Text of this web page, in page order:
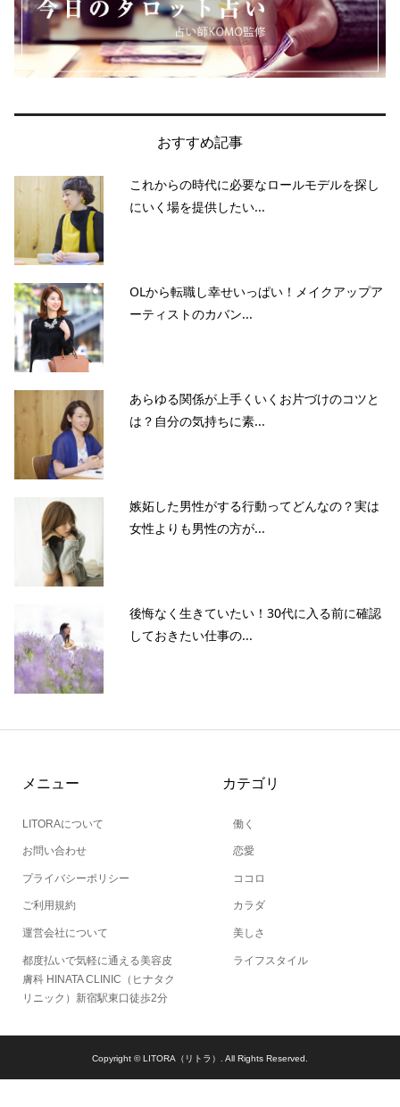
おすすめ記事
これからの時代に必要なロールモデルを探し
にいく場を提供したい...
OLから転職し幸せいっぱい！メイクアップア
ーティストのカバン...
あらゆる関係が上手くいくお片づけのコツと
は？自分の気持ちに素...
嫉妬した男性がする行動ってどんなの？実は
女性よりも男性の方が...
後悔なく生きていたい！30代に入る前に確認
しておきたい仕事の...
メニュー
LITORAについて
お問い合わせ
プライバシーポリシー
ご利用規約
運営会社について
都度払いで気軽に通える美容皮
膚科 HINATA CLINIC（ヒナタク
リニック）新宿駅東口徒歩2分
カテゴリ
働く
恋愛
ココロ
カラダ
美しさ
ライフスタイル
Copyright ©LITORA（リトラ）. All Rights Reserved.